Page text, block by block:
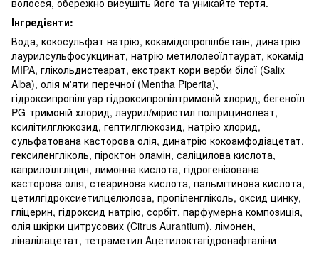
Інгредієнти:
Вода, кокосульфат натрію, кокамідопропілбетаїн, динатрію
лаурилсульфосукцинат, натрію метилолеоїлтаурат, кокамід
MIPA, глікольдистеарат, екстракт кори верби білої (Salix
Alba), олія м'яти перечної (Mentha Piperita),
гідроксипропілгуар гідроксипропілтримоній хлорид, бегеноїл
PG-тримоній хлорид, лаурил/міристил полірицинолеат,
ксилітилглюкозид, гептилглюкозид, натрію хлорид,
сульфатована касторова олія, динатрію кокоамфодіацетат,
гексиленгліколь, піроктон оламін, саліцилова кислота,
каприлоїлгліцин, лимонна кислота, гідрогенізована
касторова олія, стеаринова кислота, пальмітинова кислота,
цетилгідроксиетилцелюлоза, пропіленгліколь, оксид цинку,
гліцерин, гідроксид натрію, сорбіт, парфумерна композиція,
олія шкірки цитрусових (Citrus Aurantium), лімонен,
ліналілацетат, тетраметил Ацетилоктагідронафталіни